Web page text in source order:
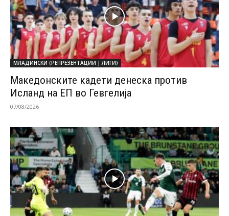
МЛАДИНСКИ (РЕПРЕЗЕНТАЦИИ | ЛИГИ)
Македонските кадети денеска против
Исланд на ЕП во Гевгелија
07/08/2026